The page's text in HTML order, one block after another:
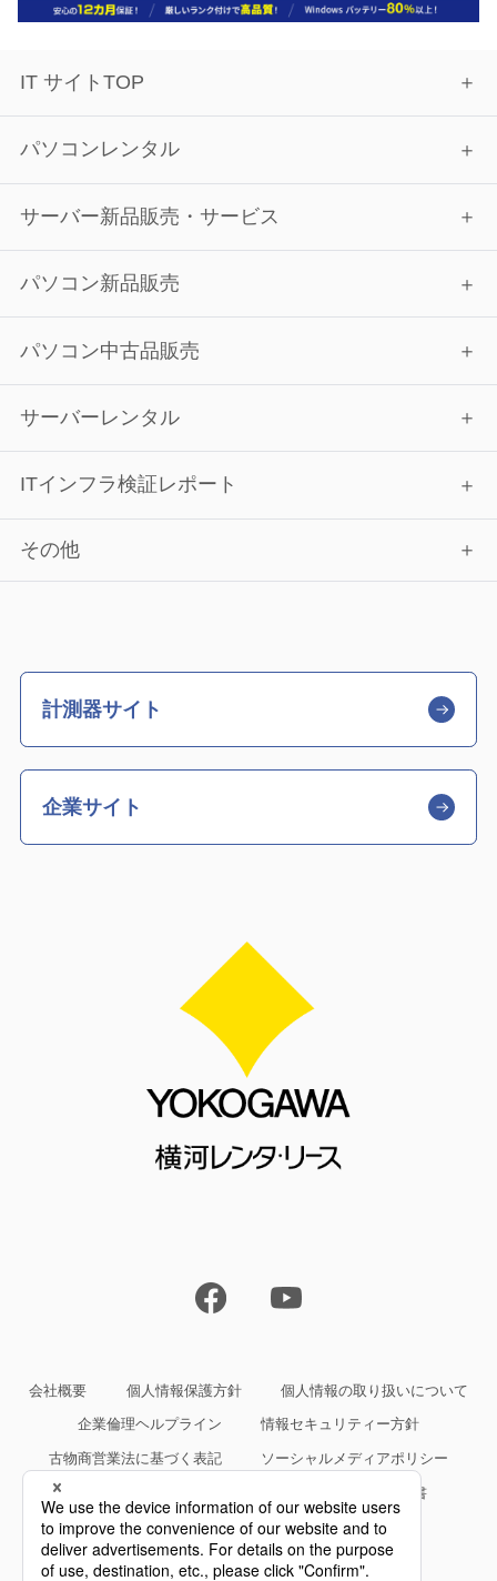
IT サイトTOP
パソコンレンタル
サーバー新品販売・サービス
パソコン新品販売
パソコン中古品販売
サーバーレンタル
ITインフラ検証レポート
その他
計測器サイト
企業サイト
会社概要 個人情報保護方針 個人情報の取り扱いについて
企業倫理ヘルプライン 情報セキュリティー方針
古物商営業法に基づく表記 ソーシャルメディアポリシー
約款・規約等、サービス仕様書